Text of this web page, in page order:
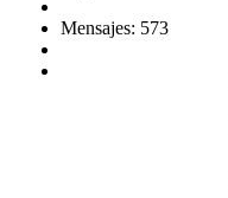
Mensajes: 573